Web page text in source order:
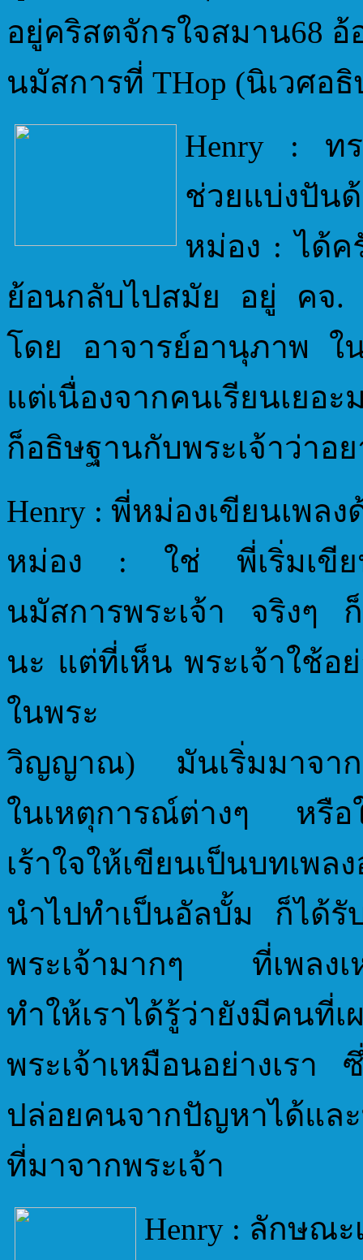
อยู่คริสตจักรใจสมาน68
นมัสการที่ THop (นิเวศอ
Henry : ทร
ช่วยแบ่งปัน
หม่อง : ได้ค
ย้อนกลับไปสมัย อยู่ คจ.
โดย อาจารย์อานุภาพ ใ
แต่เนื่องจากคนเรียนเยอ
ก็อธิษฐานกับพระเจ้าว่าอ
Henry : พี่หม่องเขียนเพล
หม่อง : ใช่ พี่เริ่มเขียน
นมัสการพระเจ้า จริงๆ
นะ แต่ที่เห็น พระเจ้าใช้อ
ในพระ
วิญญาณ) มันเริ่มมาจากก
ในเหตุการณ์ต่างๆ หรือ
เร้าใจให้เขียนเป็นบทเพ
นำไปทำเป็นอัลบั้ม ก็ได้
พระเจ้ามากๆ ที่เพลงเ
ทำให้เราได้รู้ว่ายังมีคนที่
พระเจ้าเหมือนอย่างเรา
ปล่อยคนจากปัญหาได้แล
ที่มาจากพระเจ้า
Henry : ลักษณ